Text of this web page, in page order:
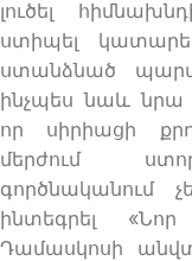
լուծել
ստիպել
ստանձնած
ինչպես նաև նրա
որ սիրիացի
մերժում
գործնականում
ինտեգրել
Դամասկոսի